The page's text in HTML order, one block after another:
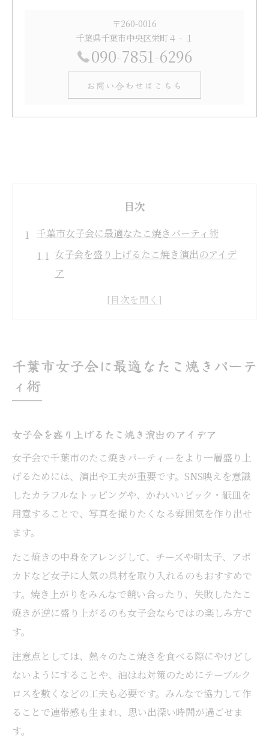
〒260-0016
千葉県千葉市中央区栄町４‐１
090-7851-6296
お問い合わせはこちら
目次
千葉市女子会に最適なたこ焼きパーティ術
女子会を盛り上げるたこ焼き演出のアイデ
ア
千葉市で女子会に適したタコパの選び方
千葉市女子会でたこ焼きを満喫する秘訣
SNS映えたこ焼き女子会の盛り上げ方
ック
華やか女子会に欠かせない装飾と盛り付け
女子会で話題のたこ焼き演出ポイントまと
め
千葉市女子会のSNS投稿で注目を集める方
レンタルスペースで楽しむ千葉市女子会
女子会で活用したい千葉市レンタルスペー
ス選び
たこ焼き女子会に最適な設備充実の空間提
レンタルスペースで叶える手軽な女子会計
画
女子会パーティーにおすすめの快適な場所
千葉市女子会でレンタルスペース活用のポ
千葉市女子会に最適なたこ焼きパーテ
ィ術
女子会を盛り上げるたこ焼き演出のアイデア
女子会で千葉市のたこ焼きパーティーをより一層盛り上
げるためには、演出や工夫が重要です。SNS映えを意識
したカラフルなトッピングや、かわいいピック・紙皿を
用意することで、写真を撮りたくなる雰囲気を作り出せ
ます。
たこ焼きの中身をアレンジして、チーズや明太子、アボ
カドなど女子に人気の具材を取り入れるのもおすすめで
す。焼き上がりをみんなで競い合ったり、失敗したたこ
焼きが逆に盛り上がるのも女子会ならではの楽しみ方で
す。
注意点としては、熱々のたこ焼きを食べる際にやけどし
ないようにすることや、油はね対策のためにテーブルク
ロスを敷くなどの工夫も必要です。みんなで協力して作
ることで連帯感も生まれ、思い出深い時間が過ごせま
す。